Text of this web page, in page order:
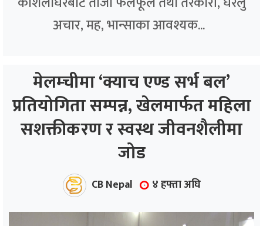
अचार, मह, भान्साका आवश्यक...
मेलम्चीमा ‘क्याच एण्ड सर्भ बल’
प्रतियोगिता सम्पन्न, खेलमार्फत महिला
सशक्तीकरण र स्वस्थ जीवनशैलीमा
जोड
CB Nepal ४ हफ्ता अघि